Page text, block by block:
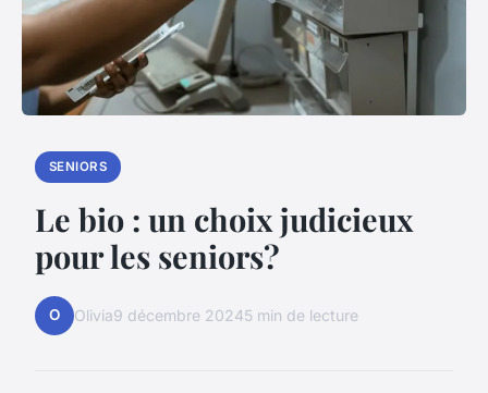
SENIORS
Le bio : un choix judicieux
pour les seniors?
O Olivia9 décembre 20245 min de lecture